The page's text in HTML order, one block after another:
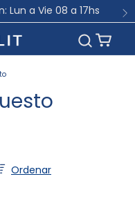
a Vie 08 a 17hs
Ordenar